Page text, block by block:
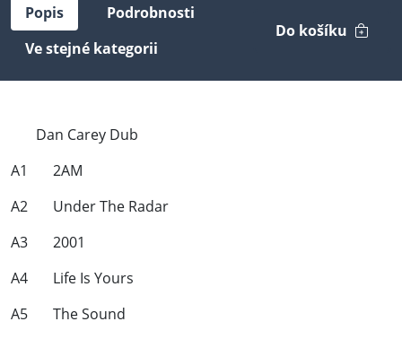
Popis
Podrobnosti
Ve stejné kategorii
Do košíku
Dan Carey Dub
A1 2AM
A2 Under The Radar
A3 2001
A4 Life Is Yours
A5 The Sound